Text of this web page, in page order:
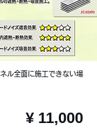
ル全面に施工できない場
¥ 11,000